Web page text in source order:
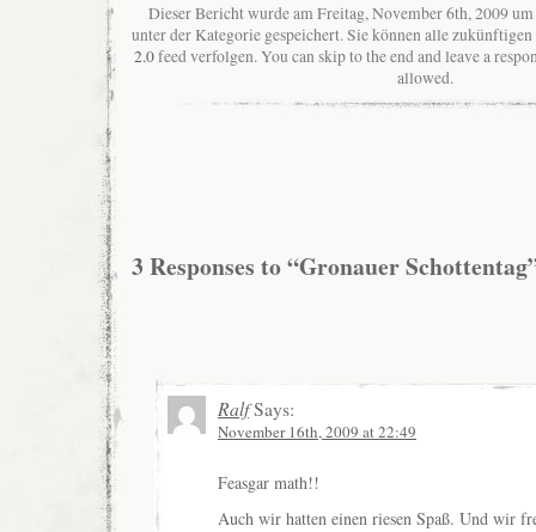
Dieser Bericht wurde am Freitag, November 6th, 2009
unter der Kategorie gespeichert. Sie können alle
2.0feed verfolgen. You can skip to the end and leave a
allowed.
3 Responses to “Gronauer
RalfSays:
November 16th, 2009 at 22:49
Feasgar math!!
Auch wir hatten einen riesen Spaß. Und wir